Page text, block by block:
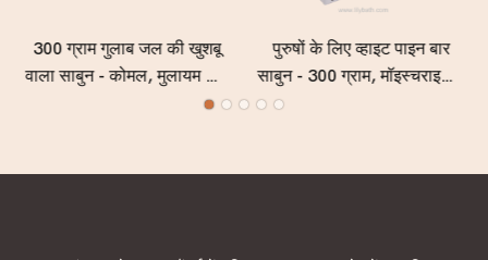
300 ग्राम गुलाब जल की खुशबू
वाला साबुन - कोमल, मुलायम और
पुरुषों के लिए व्हाइट पाइन बार
साबुन - 300 ग्राम, मॉइस्चराइजिंग
और डीप क्लींजिंग वाला पुरुषों का